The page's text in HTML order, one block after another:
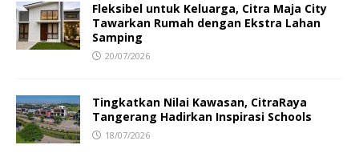
Fleksibel untuk Keluarga, Citra Maja City
Tawarkan Rumah dengan Ekstra Lahan
Samping
20/07/2026
Tingkatkan Nilai Kawasan, CitraRaya
Tangerang Hadirkan Inspirasi Schools
18/07/2026